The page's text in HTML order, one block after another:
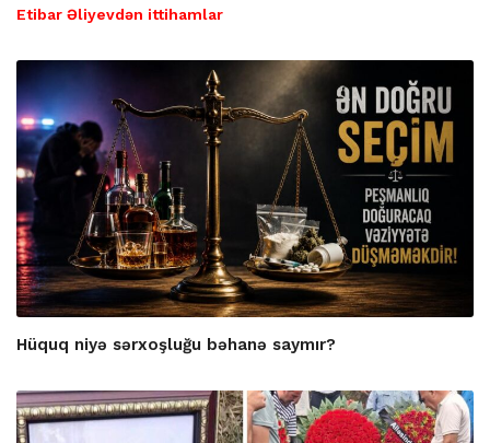
Etibar Əliyevdən ittihamlar
Hüquq niyə sərxoşluğu bəhanə saymır?